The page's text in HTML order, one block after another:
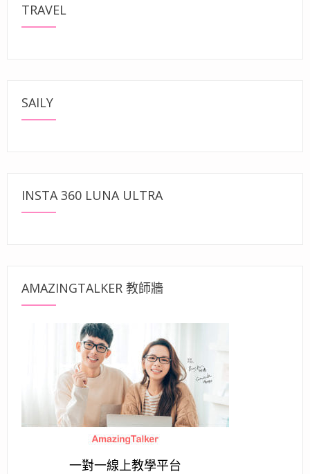
TRAVEL
SAILY
INSTA 360 LUNA ULTRA
AMAZINGTALKER 教師牆
一對一線上教學平台